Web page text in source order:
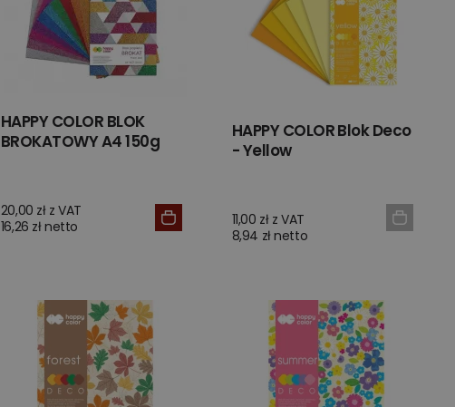
HAPPY COLOR BLOK
BROKATOWY A4 150g
20,00 zł z VAT
16,26 zł netto
HAPPY COLOR Blok Deco
- Yellow
11,00 zł z VAT
8,94 zł netto